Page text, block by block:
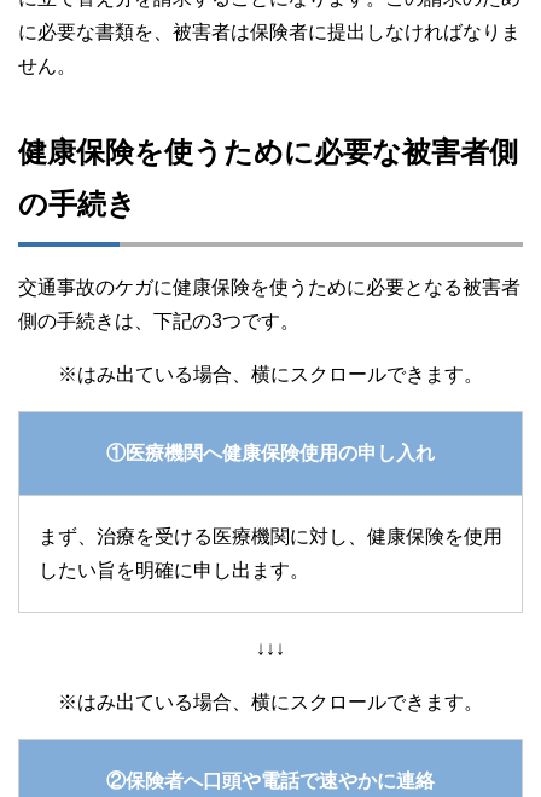
に必要な書類を、被害者は保険者に提出しなければなりま
せん。
健康保険を使うために必要な被害者側
の手続き
交通事故のケガに健康保険を使うために必要となる被害者
側の手続きは、下記の3つです。
①医療機関へ健康保険使用の申し入れ
まず、治療を受ける医療機関に対し、健康保険を使用
したい旨を明確に申し出ます。
↓↓↓
②保険者へ口頭や電話で速やかに連絡